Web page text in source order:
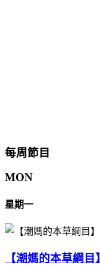
每周節目
MON
星期一
【潮媽的本草綱